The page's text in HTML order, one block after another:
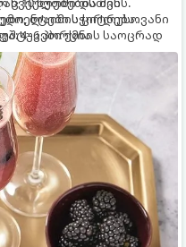
ლაიმის ციტრუსოვანი
ქმნის საოცრად
სჭირდება.
4–6 პორცია